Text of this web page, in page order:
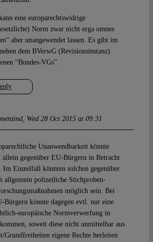
eine europarechtswidrige
Norm zwar nicht erga omnes
aber unangewendet lassen. Es gibt im
dem BVerwG (Revisionsinstanz)
“Bundes-VGs”.
Wed 28 Oct 2015 at 09:31
Unanwendbarkeit könnte
gegenüber EU-Bürgern in Betracht
Im Einzelfall könnten solchen gegenüber
allgemein polizeiliche Stichproben-
möglich sein. Bei
Bürgern könnte dagegen evtl. nur eine
europäische Normverwerfung in
soweit diese nicht unmittelbar aus
Grundfreiheiten eigene Rechte herleiten